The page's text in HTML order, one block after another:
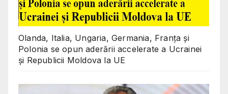
Olanda, Italia, Ungaria, Germania, Franța și
Polonia se opun aderării accelerate a Ucrainei
și Republicii Moldova la UE